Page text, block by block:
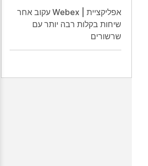
אפליקציית | Webex עקוב אחר
שיחות בקלות רבה יותר עם
שרשורים